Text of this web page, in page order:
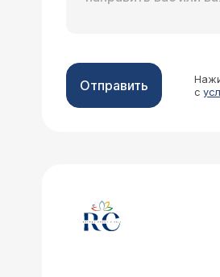
14.05.2002 Вера
Отправить
с